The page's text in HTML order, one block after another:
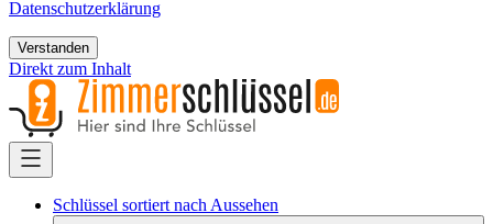
Datenschutzerklärung
Verstanden
Direkt zum Inhalt
Schlüssel sortiert nach Aussehen